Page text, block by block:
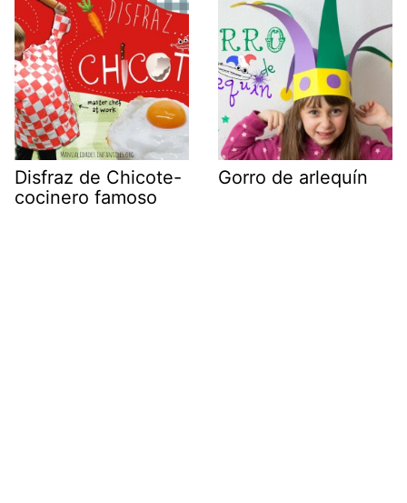
Disfraz de Chicote-
cocinero famoso
Gorro de arlequín